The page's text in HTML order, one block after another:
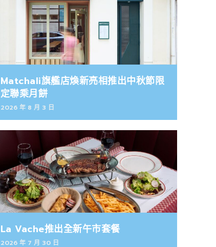
Matchali旗艦店煥新亮相推出中秋節限
定聯乘月餅
2026 年 8 月 3 日
La Vache推出全新午市套餐
2026 年 7 月 30 日